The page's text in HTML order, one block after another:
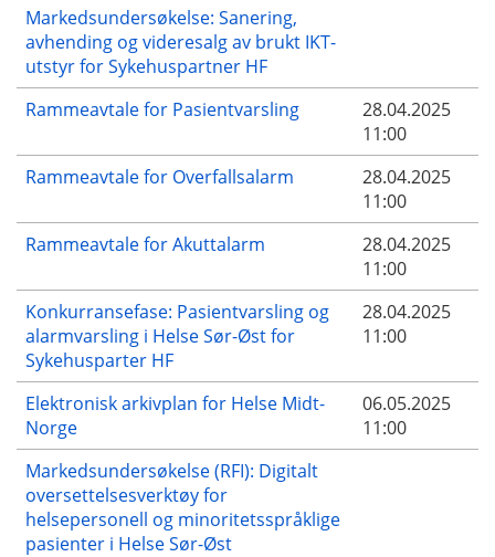
Markedsundersøkelse: Sanering,
avhending og videresalg av brukt IKT-
utstyr for Sykehuspartner HF
Rammeavtale for Pasientvarsling
28.04.2025
11:00
Rammeavtale for Overfallsalarm
28.04.2025
11:00
Rammeavtale for Akuttalarm
28.04.2025
11:00
Konkurransefase: Pasientvarsling og
alarmvarsling i Helse Sør-Øst for
Sykehusparter HF
28.04.2025
11:00
Elektronisk arkivplan for Helse Midt-
Norge
06.05.2025
11:00
Markedsundersøkelse (RFI): Digitalt
oversettelsesverktøy for
helsepersonell og minoritetsspråklige
pasienter i Helse Sør-Øst